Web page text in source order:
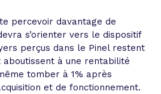
percevoir davantage de
s’orienter vers le dispositif
perçus dans le Pinel restent
à une rentabilité
tomber à 1% après
et de fonctionnement.